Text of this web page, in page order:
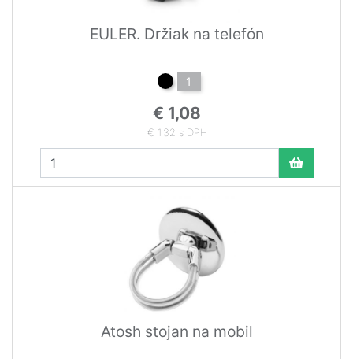
EULER. Držiak na telefón
1
€ 1,08
€ 1,32 s DPH
Atosh stojan na mobil